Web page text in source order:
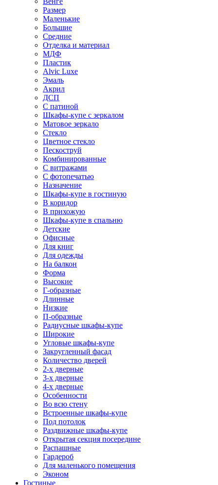
Размер
Маленькие
Большие
Средние
Отделка и материал
МДФ
Пластик
Alvic Luxe
Эмаль
Акрил
ДСП
С патиной
Шкафы-купе с зеркалом
Матовое зеркало
Стекло
Цветное стекло
Пескоструй
Комбинированные
С витражами
С фотопечатью
Назначение
Шкафы-купе в гостиную
В коридор
В прихожую
Шкафы-купе в спальню
Детские
Офисные
Для книг
Для одежды
На балкон
Форма
Высокие
Г-образные
Длинные
Низкие
П-образные
Радиусные шкафы-купе
Широкие
Угловые шкафы-купе
Закругленный фасад
Количество дверей
2-х дверные
3-х дверные
4-х дверные
Особенности
Во всю стену
Встроенные шкафы-купе
Под потолок
Раздвижные шкафы-купе
Открытая секция посередине
Распашные
Гардероб
Для маленького помещения
Эконом
Гостиные